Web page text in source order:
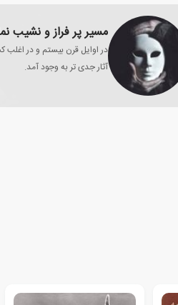
مسیر پر فراز و نشیب
در اوایل قرن بیستم و در اغلب
آثار جدی تر به وجود آمد.